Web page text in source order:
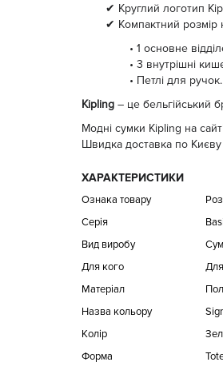
✔ Круглий логотип
✔ Компактний розмір
• 1 основне
• 3 внутрішні
• Петлі для ручок.
Kipling – це бельгійський
Модні сумки Kipling на
Швидка доставка по Києву
ХАРАКТЕРИСТИКИ
Ознака товару
Серія
Вид виробу
Для кого
Матеріал
Назва кольору
Колір
Форма